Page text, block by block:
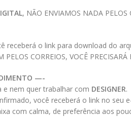
, NÃO ENVIAMOS NADA PELOS
receberá o link para download do
CORREIOS, VOCÊ
—-
nem quer trabalhar com DESIGNER.
você receberá o link no seu
com calma, de preferência aos